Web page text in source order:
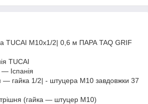
TUCAI М10х1/2| 0,6 м ПАРА TAQ GRIF
TUCAI
Іспанія
— гайка 1/2| - штуцера M10 завдовжки 37
(гайка — штуцер M10)